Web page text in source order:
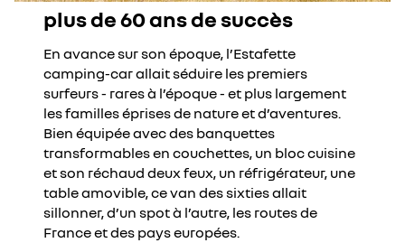
plus de 60 ans de succès
En avance sur son époque, l’Estafette
camping-car allait séduire les premiers
surfeurs - rares à l’époque - et plus largement
les familles éprises de nature et d’aventures.
Bien équipée avec des banquettes
transformables en couchettes, un bloc cuisine
et son réchaud deux feux, un réfrigérateur, une
table amovible, ce van des sixties allait
sillonner, d’un spot à l’autre, les routes de
France et des pays europées.